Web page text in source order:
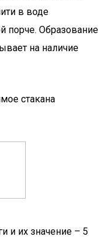
в воде
порче. Образование
на наличие
стакана
и их значение – 5